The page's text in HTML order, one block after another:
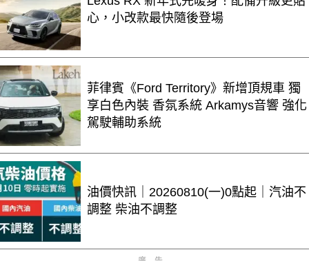
心，小改款最快隨後登場
菲律賓《Ford Territory》新增頂規車 獨
享白色內裝 香氛系統 Arkamys音響 強化
駕駛輔助系統
油價快訊｜20260810(一)0點起｜汽油不
調整 柴油不調整